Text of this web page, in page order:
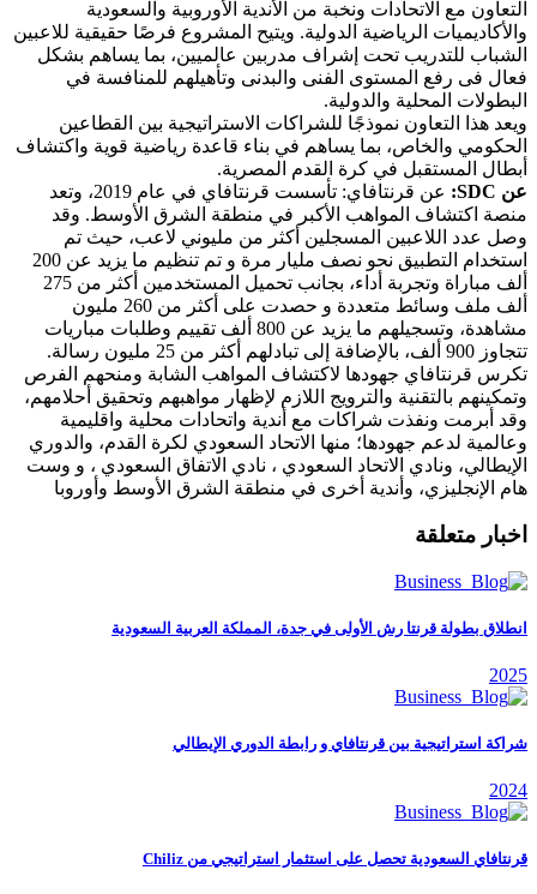
التعاون مع الاتحادات ونخبة من الأندية الأوروبية والسعودية
والأكاديميات الرياضية الدولية. ويتيح المشروع فرصًا حقيقية للاعبين
الشباب للتدريب تحت إشراف مدربين عالميين، بما يساهم بشكل
فعال فى رفع المستوى الفنى والبدنى وتأهيلهم للمنافسة في
البطولات المحلية والدولية.
ويعد هذا التعاون نموذجًا للشراكات الاستراتيجية بين القطاعين
الحكومي والخاص، بما يساهم في بناء قاعدة رياضية قوية واكتشاف
أبطال المستقبل في كرة القدم المصرية.
عن SDC:
عن قرنتافاي: تأسست قرنتافاي في عام 2019، وتعد
منصة اكتشاف المواهب الأكبر في منطقة الشرق الأوسط. وقد
وصل عدد اللاعبين المسجلين أكثر من مليوني لاعب، حيث تم
استخدام التطبيق نحو نصف مليار مرة و تم تنظيم ما يزيد عن 200
ألف مباراة وتجربة أداء، بجانب تحميل المستخدمين أكثر من 275
ألف ملف وسائط متعددة و حصدت على أكثر من 260 مليون
مشاهدة، وتسجيلهم ما يزيد عن 800 ألف تقييم وطلبات مباريات
تتجاوز 900 ألف، بالإضافة إلى تبادلهم أكثر من 25 مليون رسالة.
تكرس قرنتافاي جهودها لاكتشاف المواهب الشابة ومنحهم الفرص
وتمكينهم بالتقنية والترويج اللازم لإظهار مواهبهم وتحقيق أحلامهم،
وقد أبرمت ونفذت شراكات مع أندية واتحادات محلية واقليمية
وعالمية لدعم جهودها؛ منها الاتحاد السعودي لكرة القدم، والدوري
الإيطالي، ونادي الاتحاد السعودي ، نادي الاتفاق السعودي ، و وست
هام الإنجليزي، وأندية أخرى في منطقة الشرق الأوسط وأوروبا
اخبار متعلقة
انطلاق بطولة قرنتا رش الأولى في جدة، المملكة العربية السعودية
2025
شراكة استراتيجية بين قرنتافاي و رابطة الدوري الإيطالي
2024
قرنتافاي السعودية تحصل على استثمار استراتيجي من Chiliz